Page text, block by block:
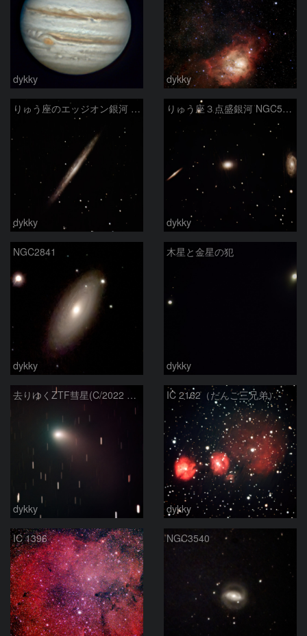
dykky dykky
りゅう座のエッジオン銀河 NGC5907
dykky
りゅう座３点盛銀河 NGC5981、NGC5982、NGC5985
dykky
NGC2841
dykky
木星と金星の犯
dykky
去りゆくZTF彗星(C/2022 E3)
dykky
IC 2162（だんご三兄弟）
dykky
IC 1396 NGC3540